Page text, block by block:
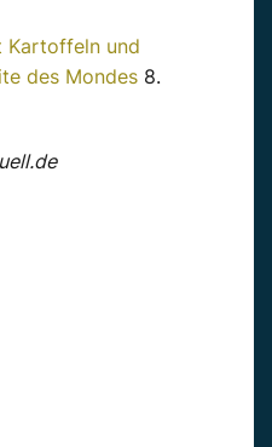
Kartoffeln und
des Mondes 8.